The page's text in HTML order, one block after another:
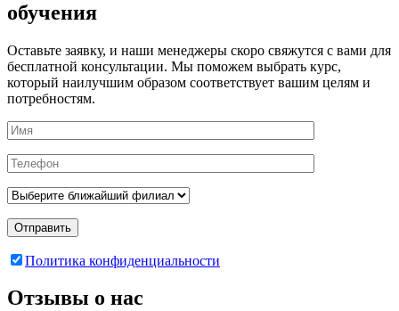
обучения
Оставьте заявку, и наши менеджеры скоро свяжутся с вами для
бесплатной консультации. Мы поможем выбрать курс,
который наилучшим образом соответствует вашим целям и
потребностям.
Отправить
Политика конфиденциальности
Отзывы о нас